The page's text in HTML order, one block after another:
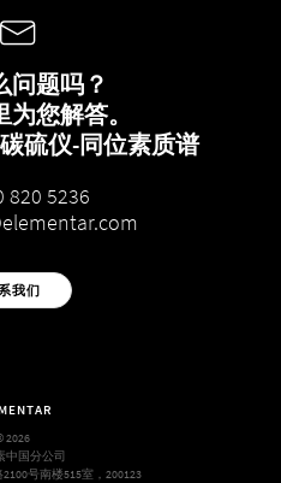
问题吗？
您解答。
硫仪-同位素质谱
820 5236
我们
2026
中国分公司
号南楼515室，200123